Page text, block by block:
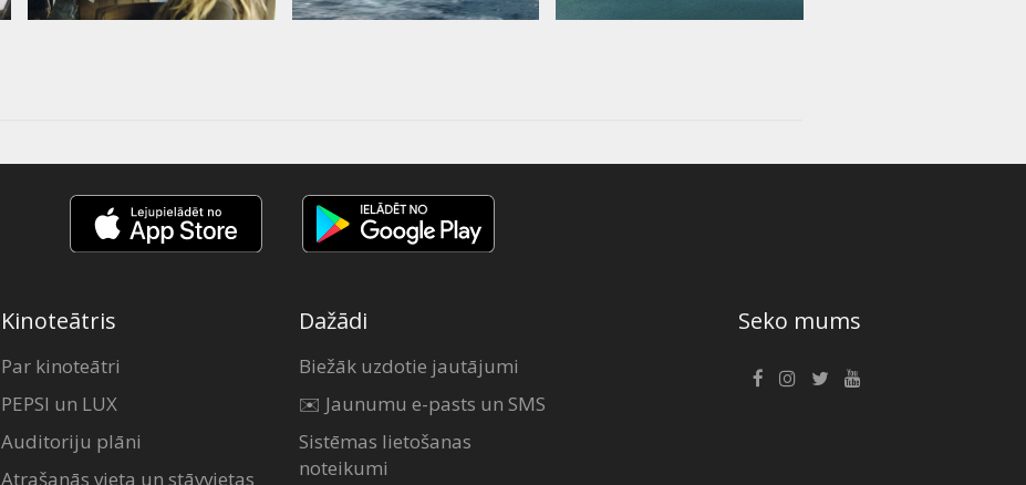
Kinoteātris
Par kinoteātri
PEPSI un LUX
Auditoriju plāni
Atrašanās vieta un stāvvietas
Dažādi
Biežāk uzdotie jautājumi
✉️ Jaunumu e-pasts un SMS
Sistēmas lietošanas
noteikumi
Seko mums